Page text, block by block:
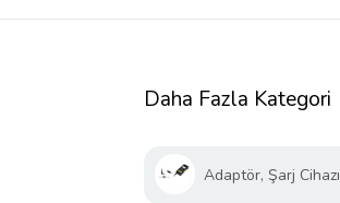
Daha Fazla Kategori
Adaptör, Şarj Cihazı